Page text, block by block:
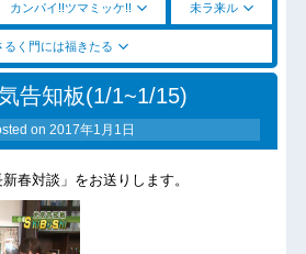
カンパイ!!ツマミッケ!! 未ラ来ル
るく門には福きたる
告知板(1/1~1/15)
on 2017年1月1日
春対談」をお送りします。